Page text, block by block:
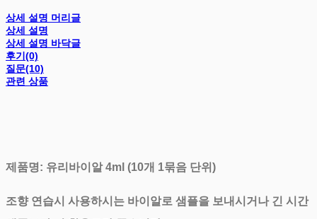
상세 설명 머리글
상세 설명
상세 설명 바닥글
후기(0)
질문(10)
관련 상품
제품명: 유리바이알 4ml (10개 1묶음 단위)
조향 연습시 사용하시는 바이알로 샘플을 보내시거나 긴 시간